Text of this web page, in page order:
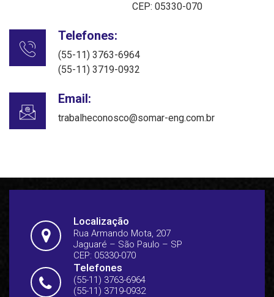
CEP: 05330-070
Telefones:
(55-11) 3763-6964
(55-11) 3719-0932
Email:
trabalheconosco@somar-eng.com.br
Localização
Rua Armando Mota, 207
Jaguaré – São Paulo – SP
CEP: 05330-070
Telefones
(55-11) 3763-6964
(55-11) 3719-0932